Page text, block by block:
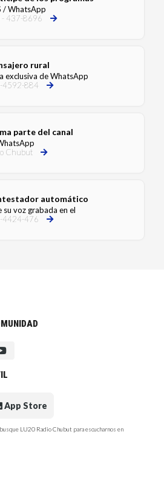
/ WhatsApp
- 437-8696
rural
exclusiva de WhatsApp
4592-884
parte del canal
Chubut
automático
su voz grabada en el
4424-476
App Store
LU20 Radio Chubut para escucharnos en